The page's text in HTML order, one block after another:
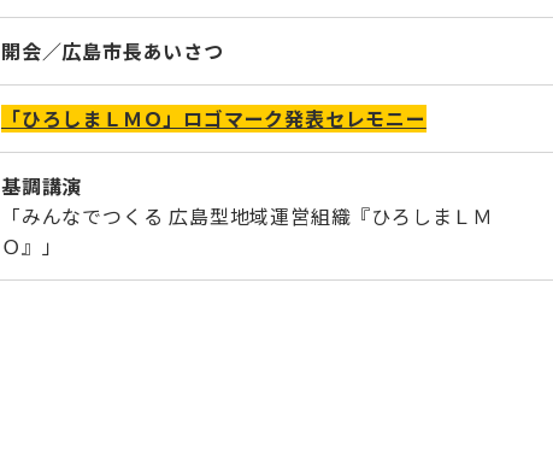
開会／広島市長あいさつ
「ひろしまＬＭＯ」ロゴマーク発表セレモニー
基調講演
「みんなでつくる 広島型地域運営組織『ひろしまＬＭ
Ｏ』」